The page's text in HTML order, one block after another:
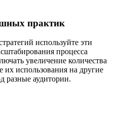
практик
используйте эти
процесса
увеличение количества
использования на другие
разные аудитории.